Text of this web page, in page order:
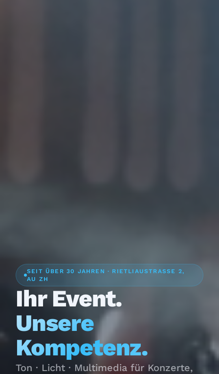
SEIT ÜBER 30 JAHREN · RIETLIAUSTRASSE 2,
AU ZH
Ihr Event.
Unsere
Kompetenz.
Ton · Licht · Multimedia für Konzerte,